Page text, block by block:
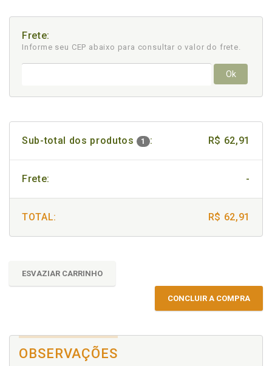
Frete:
Informe seu CEP abaixo para consultar o valor do frete.
Ok
Sub-total dos produtos 1 : R$ 62,91
Frete: -
TOTAL: R$ 62,91
ESVAZIAR CARRINHO
CONCLUIR A COMPRA
OBSERVAÇÕES